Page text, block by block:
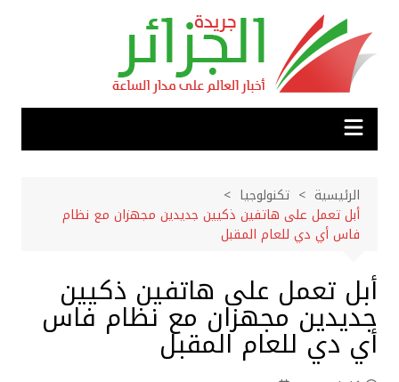
المحتوى
الرئيسية
تكنولوجيا
أبل تعمل على هاتفين ذكيين جديدين مجهزان مع نظام
فاس أي دي للعام المقبل
أبل تعمل على هاتفين ذكيين
جديدين مجهزان مع نظام فاس
أي دي للعام المقبل